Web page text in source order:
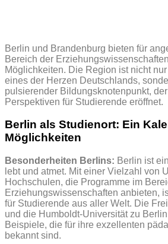
Berlin und Brandenburg bieten für
Bereich der
Möglichkeiten. Die Region ist nicht nur
eines der Herzen Deutschlands,
pulsierender Bildungsknotenpunkt,
Perspektiven für Studierende eröffnet.
Berlin als Studienort: Ein
Möglichkeiten
Besonderheiten Berlins: Berlin ist
lebt und atmet. Mit einer Vielzahl von
Hochschulen, die Programme im
Erziehungswissenschaften anbieten,
für Studierende aus aller Welt. Die
und die Humboldt-Universität zu
Beispiele, die für ihre exzellenten
bekannt sind.